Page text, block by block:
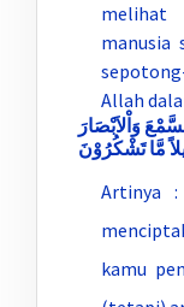
manusia
Allah
وَاْلاَبْصَارَ
مَّا تَشْكُرُوْنَ
Artinya
kamu